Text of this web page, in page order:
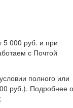
5 000 руб. и при
с Почтой
полного или
руб.). Подробнее
;